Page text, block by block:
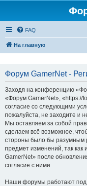
FAQ
На главную
Форум GamerNet -
Заходя на конференцию
«Форум GamerNet», «https://
согласие со следующими
пожалуйста, не заходите и
Мы оставляем за собой
сделаем всё возможное,
стороны было бы разумным
предмет изменений, так
GamerNet» после
согласие с ними.
Наши форумы работают под